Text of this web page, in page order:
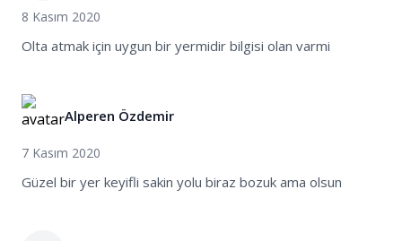
8 Kasım 2020
Olta atmak için uygun bir yermidir bilgisi olan varmi
Alperen Özdemir
7 Kasım 2020
Güzel bir yer keyifli sakin yolu biraz bozuk ama olsun